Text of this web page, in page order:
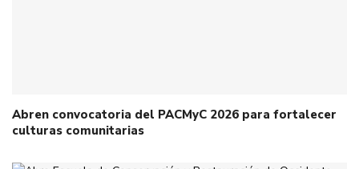
Abren convocatoria del PACMyC 2026 para fortalecer
culturas comunitarias